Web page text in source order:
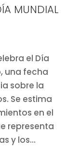
MUNDIAL
el Día
una fecha
sobre la
Se estima
en el
representa
y los...